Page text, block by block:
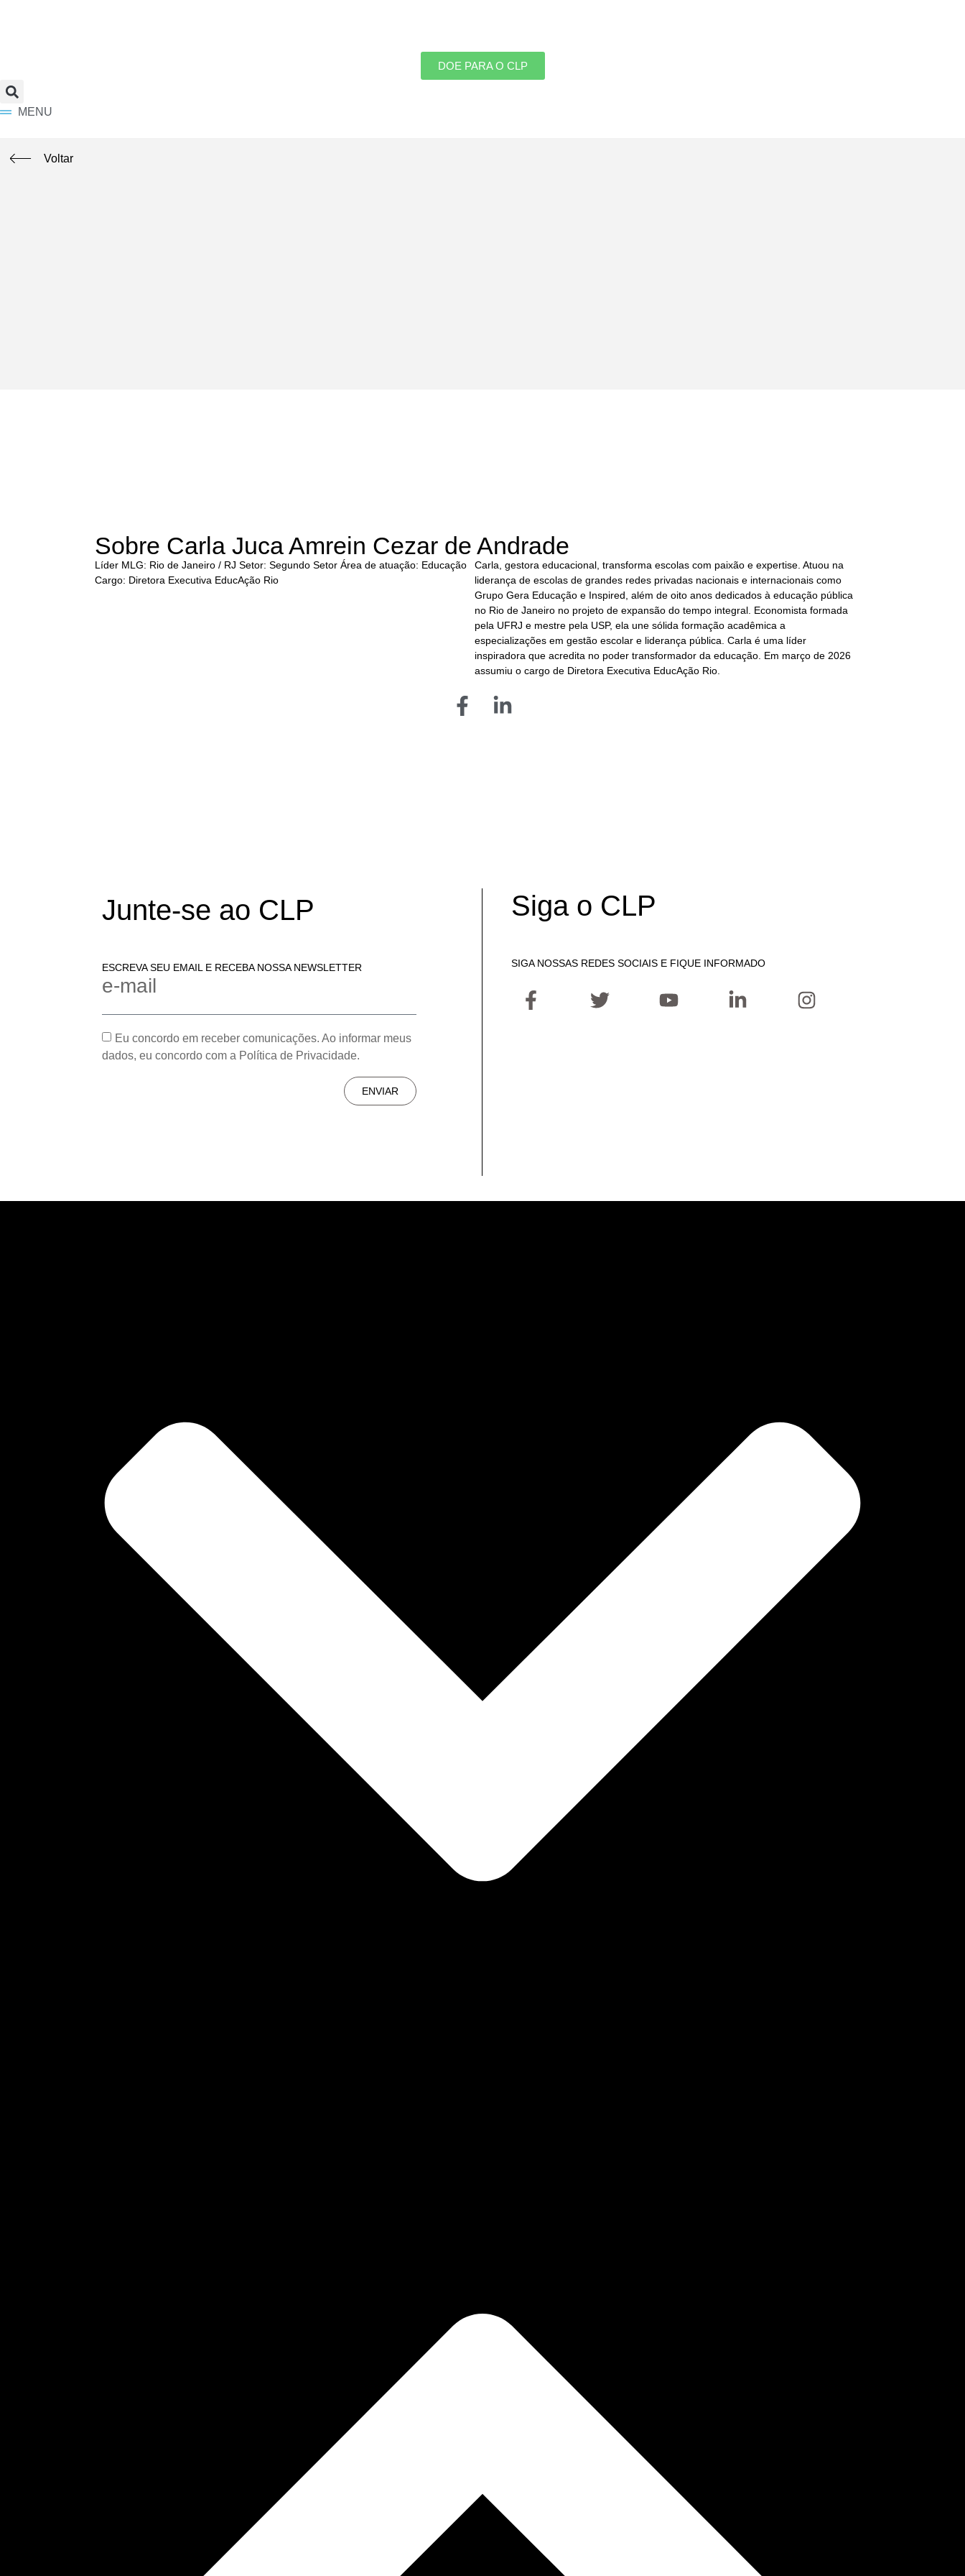
DOE PARA O CLP
MENU
Voltar
Sobre Carla Juca Amrein Cezar de Andrade
Líder MLG: Rio de Janeiro / RJ Setor: Segundo Setor Área de atuação: Educação
Cargo: Diretora Executiva EducAção Rio
Carla, gestora educacional, transforma escolas com paixão e expertise. Atuou na
liderança de escolas de grandes redes privadas nacionais e internacionais como
Grupo Gera Educação e Inspired, além de oito anos dedicados à educação pública
no Rio de Janeiro no projeto de expansão do tempo integral. Economista formada
pela UFRJ e mestre pela USP, ela une sólida formação acadêmica a
especializações em gestão escolar e liderança pública. Carla é uma líder
inspiradora que acredita no poder transformador da educação. Em março de 2026
assumiu o cargo de Diretora Executiva EducAção Rio.
Junte-se ao CLP
ESCREVA SEU EMAIL E RECEBA NOSSA NEWSLETTER
e-mail
Eu concordo em receber comunicações. Ao informar meus
dados, eu concordo com a Política de Privacidade.
ENVIAR
Siga o CLP
SIGA NOSSAS REDES SOCIAIS E FIQUE INFORMADO